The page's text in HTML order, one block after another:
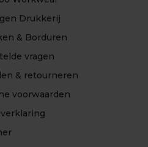
Drukkerij
& Borduren
vragen
& retourneren
voorwaarden